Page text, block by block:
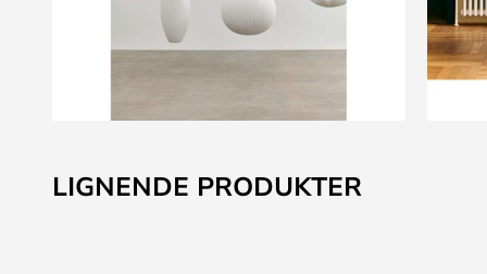
til
starten
LIGNENDE PRODUKTER